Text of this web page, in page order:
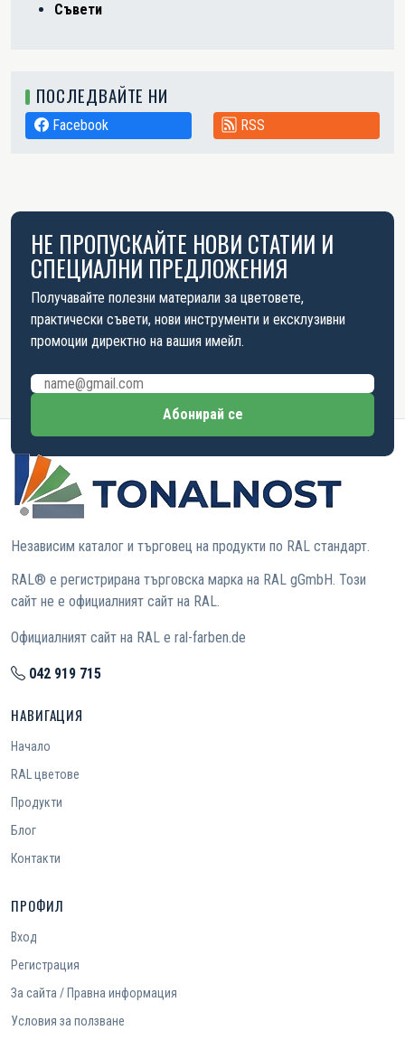
Съвети
ПОСЛЕДВАЙТЕ НИ
Facebook RSS
НЕ ПРОПУСКАЙТЕ НОВИ СТАТИИ И
СПЕЦИАЛНИ ПРЕДЛОЖЕНИЯ
Получавайте полезни материали за цветовете,
практически съвети, нови инструменти и ексклузивни
промоции директно на вашия имейл.
Имейл адрес
Абонирай се
Независим каталог и търговец на продукти по RAL стандарт.
RAL® е регистрирана търговска марка на RAL gGmbH. Този
сайт не е официалният сайт на RAL.
Официалният сайт на RAL е ral-farben.de
042 919 715
НАВИГАЦИЯ
Начало
RAL цветове
Продукти
Блог
Контакти
ПРОФИЛ
Вход
Регистрация
За сайта / Правна информация
Условия за ползване